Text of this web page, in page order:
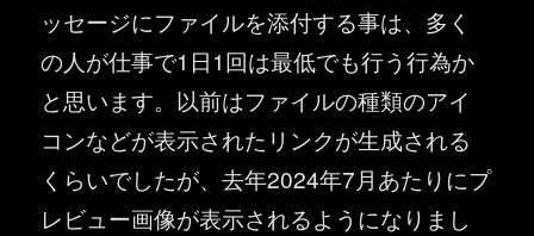
ッセージにファイルを添付する事は、多く
の人が仕事で1日1回は最低でも行う行為か
と思います。以前はファイルの種類のアイ
コンなどが表示されたリンクが生成される
くらいでしたが、去年2024年7月あたりにプ
レビュー画像が表示されるようになりまし